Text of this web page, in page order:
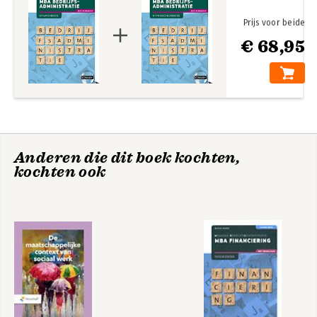
€ 68,95
Prijs voor beide
Anderen die dit boek kochten,
kochten ook